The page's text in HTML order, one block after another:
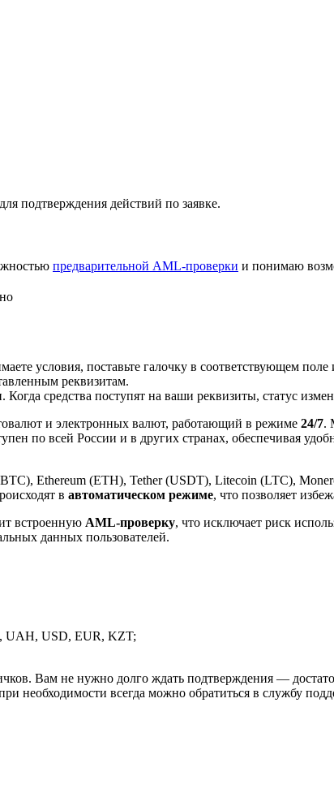
подтверждения действий по заявке.
предварительной AML-проверки и понимаю
условия, поставьте галочку в соответствующем
реквизитам.
средства поступят на ваши реквизиты, статус
и электронных валют, работающий в режиме 24/7.
по всей России и в других странах, обеспечивая
Ethereum (ETH), Tether (USDT), Litecoin (LTC),
в автоматическом режиме, что позволяет
встроенную AML-проверку, что исключает риск
данных пользователей.
UAH, USD, EUR, KZT;
Вам не нужно долго ждать подтверждения —
необходимости всегда можно обратиться в службу